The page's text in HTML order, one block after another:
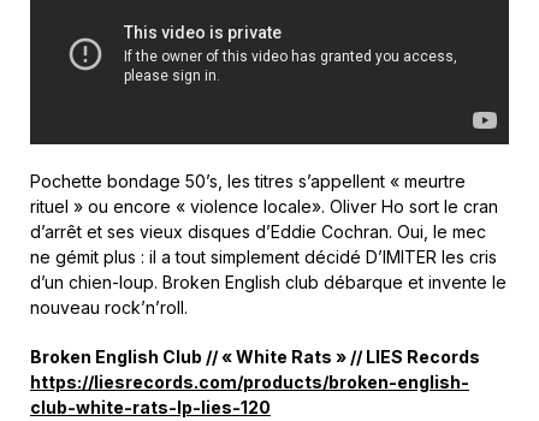
Pochette bondage 50’s, les titres s’appellent « meurtre
rituel » ou encore « violence locale». Oliver Ho sort le cran
d’arrêt et ses vieux disques d’Eddie Cochran. Oui, le mec
ne gémit plus : il a tout simplement décidé D’IMITER les cris
d’un chien-loup. Broken English club débarque et invente le
nouveau rock’n’roll.
Broken English Club // « White Rats » // LIES Records
https://liesrecords.com/products/broken-english-
club-white-rats-lp-lies-120